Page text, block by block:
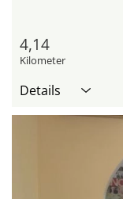
4,14
Kilometer
Details